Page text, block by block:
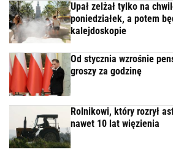
Upał zelżał tylko na
poniedziałek, a potem
kalejdoskopie
Od stycznia wzrośnie
groszy za godzinę
Rolnikowi, który rozrył
nawet 10 lat więzienia